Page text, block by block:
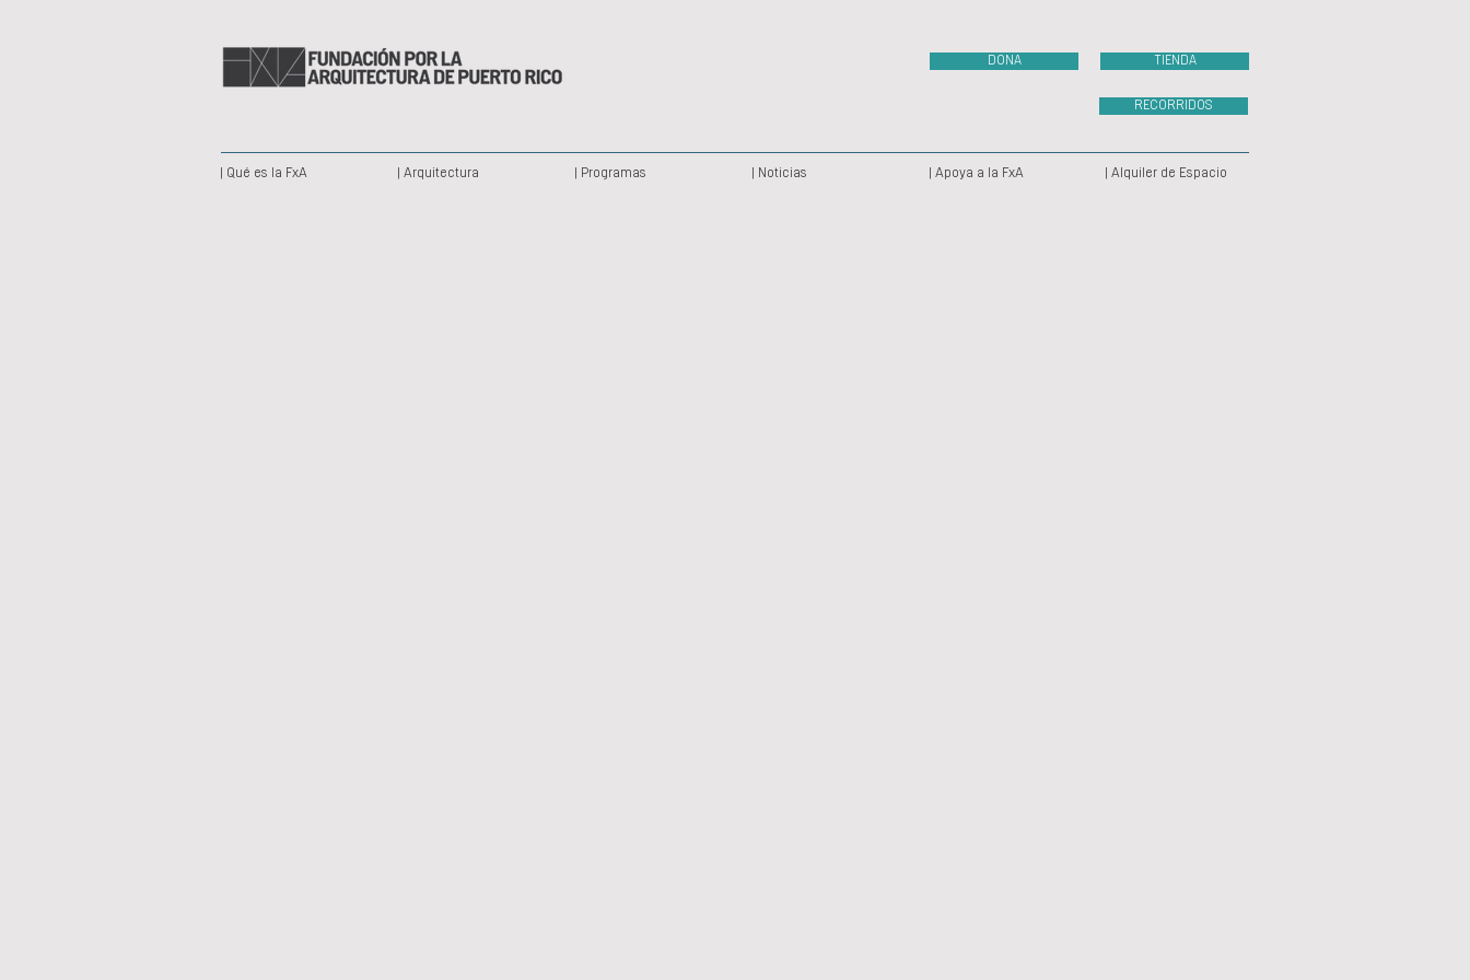
DONA TIENDA
RECORRIDOS
| Qué es la FxA | Arquitectura | Programas | Noticias | Apoya a la FxA | Alquiler de Espacio